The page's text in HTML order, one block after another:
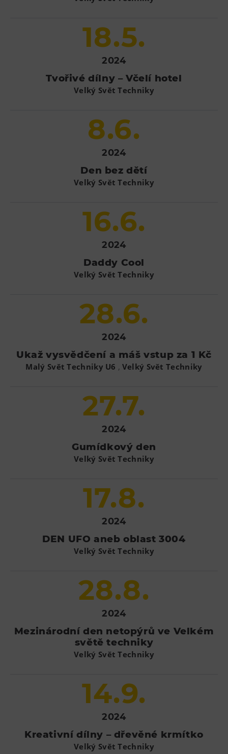
18.5.
2024
Tvořivé dílny – Včelí hotel
Velký Svět Techniky
8.6.
2024
Den bez dětí
Velký Svět Techniky
16.6.
2024
Daddy Cool
Velký Svět Techniky
28.6.
2024
Ukaž vysvědčení a máš vstup za 1 Kč
Malý Svět Techniky U6 , Velký Svět Techniky
27.7.
2024
Gumídkový den
Velký Svět Techniky
17.8.
2024
DEN UFO aneb oblast 3004
Velký Svět Techniky
28.8.
2024
Mezinárodní den netopýrů ve Velkém
světě techniky
Velký Svět Techniky
14.9.
2024
Kreativní dílny – dřevěné krmítko
Velký Svět Techniky